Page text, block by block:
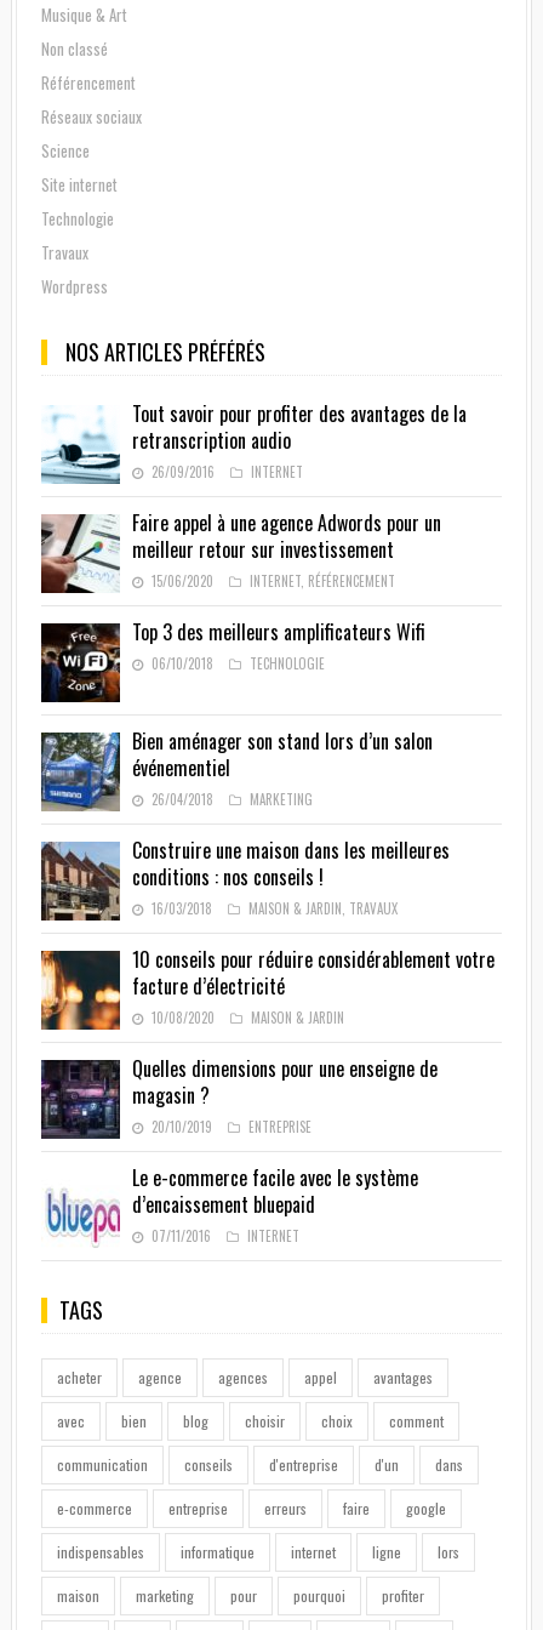
Musique & Art
Non classé
Référencement
Réseaux sociaux
Science
Site internet
Technologie
Travaux
Wordpress
NOS ARTICLES PRÉFÉRÉS
Tout savoir pour profiter des avantages de la
retranscription audio
26/09/2016 INTERNET
Faire appel à une agence Adwords pour un
meilleur retour sur investissement
15/06/2020 INTERNET, RÉFÉRENCEMENT
Top 3 des meilleurs amplificateurs Wifi
06/10/2018 TECHNOLOGIE
Bien aménager son stand lors d’un salon
événementiel
26/04/2018 MARKETING
Construire une maison dans les meilleures
conditions : nos conseils !
16/03/2018 MAISON & JARDIN, TRAVAUX
10 conseils pour réduire considérablement votre
facture d’électricité
10/08/2020 MAISON & JARDIN
Quelles dimensions pour une enseigne de
magasin ?
20/10/2019 ENTREPRISE
Le e-commerce facile avec le système
d’encaissement bluepaid
07/11/2016 INTERNET
TAGS
acheter agence agences appel avantages
avec bien blog choisir choix comment
communication conseils d'entreprise d'un dans
e-commerce entreprise erreurs faire google
indispensables informatique internet ligne lors
maison marketing pour pourquoi profiter